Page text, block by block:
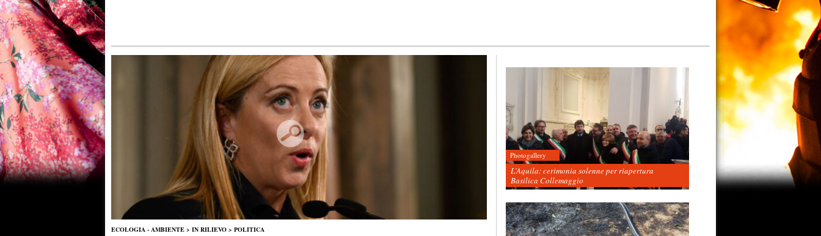
ECOLOGIA - AMBIENTE > IN RILIEVO > POLITICA
Photogallery
L’Aquila: cerimonia solenne per riapertura
Basilica Collemaggio